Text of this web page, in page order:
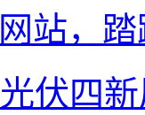
站，
伏四